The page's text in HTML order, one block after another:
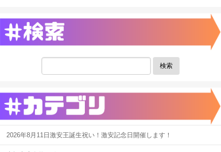
検索
2026年8月11日激安王誕生祝い！激安記念日開催します！